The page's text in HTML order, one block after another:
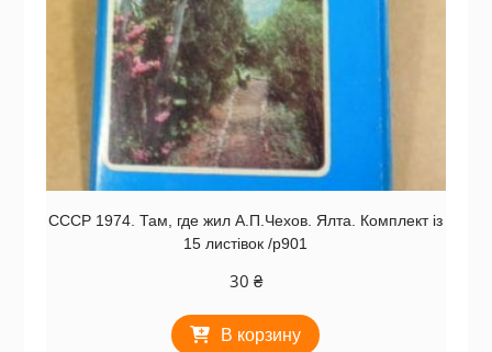
СССР 1974. Там, где жил А.П.Чехов. Ялта. Комплект із
15 листівок /р901
30 ₴
В корзину